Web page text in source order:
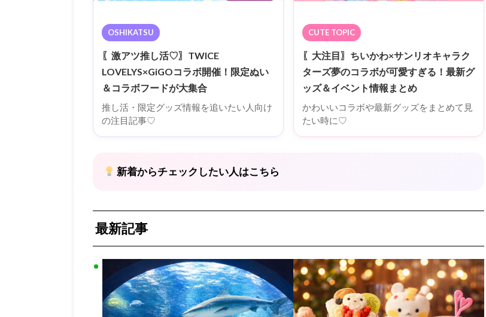
OSHIKATSU
〖激アツ推し活♡〗TWICE
LOVELYS×GiGOコラボ開催！限定ぬい
＆コラボフードが大集合
推し活・限定グッズ情報を追いたい人向け
の注目記事♡
CUTE TOPIC
〖大注目〗ちいかわ×サンリオキャラク
ターズ夢のコラボが可愛すぎる！最新グ
ッズ＆イベント情報まとめ
かわいいコラボや最新グッズをまとめて見
たい時に♡
新着からチェックしたい人はこちら
最新記事